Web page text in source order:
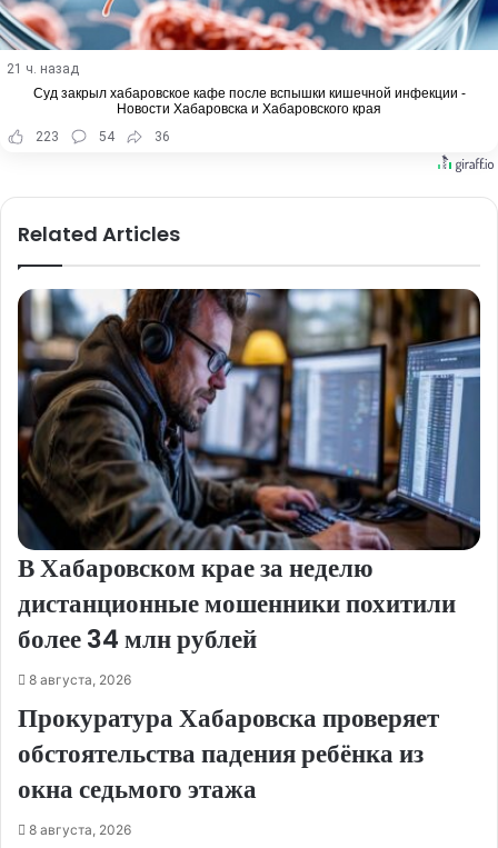
21 ч. назад
Суд закрыл хабаровское кафе после вспышки кишечной инфекции -
Новости Хабаровска и Хабаровского края
223
54 36
Related Articles
В Хабаровском крае за неделю
дистанционные мошенники похитили
более 34 млн рублей
8 августа, 2026
Прокуратура Хабаровска проверяет
обстоятельства падения ребёнка из
окна седьмого этажа
8 августа, 2026